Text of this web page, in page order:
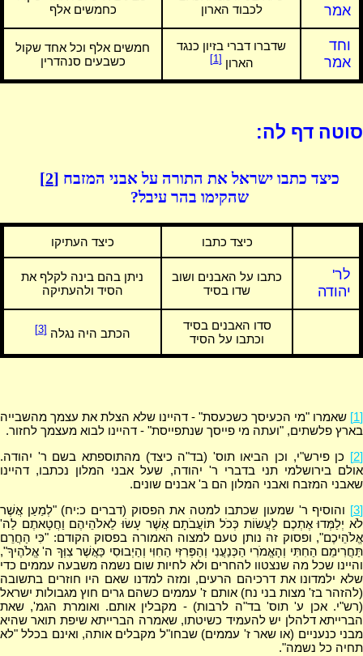
אמר
לכבוד הארון
כחמשים אלף
וחד
אמר
שדברו דברי בזיון כנגד
הארון[1]
חמשים אלף וכל אחד שקול
כשבעים סנהדרין
סוטה דף לה:
כיצד כתבו ישראל את התורה על אבני המזבח [2]
שהקימו בהר עיבל?
כיצד כתבו כיצד העתיקו
לר'
יהודה
כתבו על האבנים ושוב
שדו בסיד
ניתן בהם בינה לקלף את
הסיד ולהעתיקה
סדו האבנים בסיד
וכתבו על הסיד
הכתב היה נגלה[3]
[1]
שאמרו "מי הכעיסך כשכעסת" - דהיינו שלא הצלת את עצמך מהשבייה
בארץ פלשתים, "ועתה מי פייסך שנתפייסת" - דהיינו לבוא מעצמך לחזור.
[2]
כן פירש"י, וכן הביאו תוס' (בד"ה כיצד) מהתוספתא בשם ר' יהודה.
אולם בירושלמי תני בדברי ר' יהודה, שעל אבני המלון נכתבו, דהיינו
שאבני המזבח ואבני המלון הם ב' אבנים שונים.
[3]
והוסיף ר' שמעון שכתבו למטה את הפסוק (דברים כ:יח) "לְמַעַן אֲשֶׁר
לֹא יְלַמְּדוּ אֶתְכֶם לַעֲשׂוֹת כְּכֹל תּוֹעֲבֹתָם אֲשֶׁר עָשׂוּ לֵאלֹהֵיהֶם וַחֲטָאתֶם לַה'
אֱלֹהֵיכֶם", ופסוק זה נותן טעם למצוה האמורה בפסוק הקודם: "כִּי הַחֲרֵם
תַּחֲרִימֵם הַחִתִּי וְהָאֱמֹרִי הַכְּנַעֲנִי וְהַפְּרִזִּי הַחִוִּי וְהַיְבוּסִי כַּאֲשֶׁר צִוְּךָ ה' אֱלֹהֶיךָ",
והיינו שכל מה שנצטוו להחרים ולא לחיות שום נשמה משבעה עממים כדי
שלא ילמדונו את דרכיהם הרעים, ומזה למדנו שאם היו חוזרים בתשובה
(להזהר בז' מצות בני נח) אותם ז' עממים כשהם גרים חוץ מגבולות ישראל
(רש"י. אכן ע' תוס' בד"ה לרבות) - מקבלין אותם. ואומרת הגמ', שאת
הברייתא דלהלן יש להעמיד כשיטתו, שאמרה הברייתא שיפת תואר שהיא
מבני כנעניים (או שאר ז' עממים) שבחו"ל מקבלים אותה, ואינם בכלל "לא
תחיה כל נשמה".